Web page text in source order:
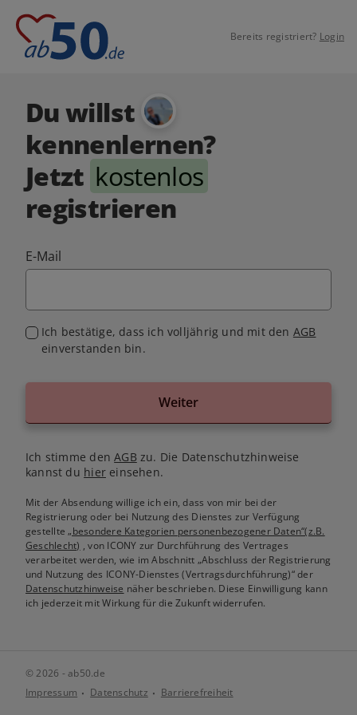
Bereits registriert? Login
Du willst
kennenlernen?
Jetzt kostenlos
registrieren
E-Mail
Ich bestätige, dass ich volljährig und mit den AGB
einverstanden bin.
Weiter
Ich stimme denAGB zu. Die Datenschutzhinweise
kannst du hiereinsehen.
Mit der Absendung willige ich ein, dass von mir bei der
Registrierung oder bei Nutzung des Dienstes zur Verfügung
gestellte„besondere Kategorien personenbezogener Daten“(z.B.
Geschlecht) , von ICONY zur Durchführung des Vertrages
verarbeitet werden, wie im Abschnitt „Abschluss der Registrierung
und Nutzung des ICONY-Dienstes (Vertragsdurchführung)“ der
Datenschutzhinweise näher beschrieben. Diese Einwilligung kann
ich jederzeit mit Wirkung für die Zukunft widerrufen.
© 2026 - ab50.de
Impressum
Datenschutz Barrierefreiheit